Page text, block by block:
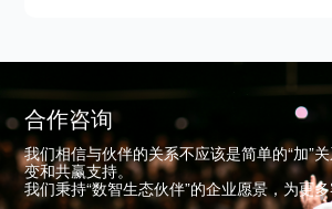
合作咨询
我们相信与伙伴的关系不应该是简单的“加”
变和共赢支持。
我们秉持“数智生态伙伴”的企业愿景，为更